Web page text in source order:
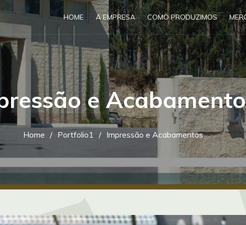
HOME A EMPRESA COMO PRODUZIMOS
e
Home Portfolio1 Impressão e Acabamentos